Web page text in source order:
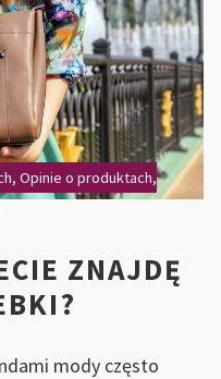
, Opinie o produktach,
ZNAJDĘ
mody często